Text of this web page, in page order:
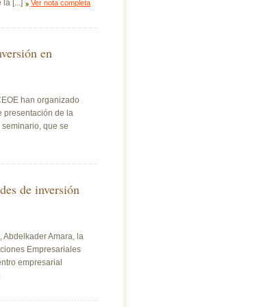
[...] Ver nota completa
en
han organizado
presentación de la
que se
de inversión
Abdelkader Amara, la
Empresariales
empresarial